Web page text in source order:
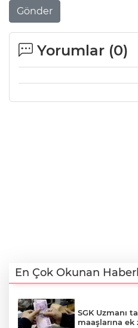
Gönder
Yorumlar (0)
En Çok Okunan
SGK Uzmanı
maaşlarına ek